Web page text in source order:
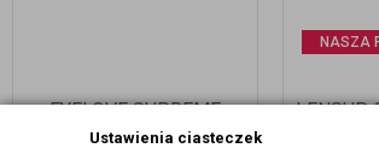
Ustawienia ciasteczek
EYELOVE SUPREME
LONG-LASTING 3 SZTUKI
NASZA
LENSUP